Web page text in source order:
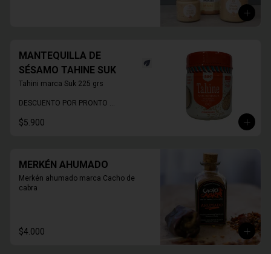
MANTEQUILLA DE
SÉSAMO TAHINE SUK
Tahini marca Suk 225 grs
DESCUENTO POR PRONTO
$5.900
MERKÉN AHUMADO
Merkén ahumado marca Cacho de
cabra
$4.000